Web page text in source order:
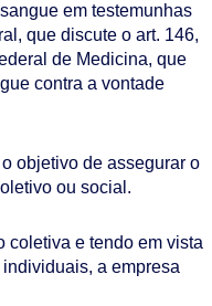
em testemunhas
que discute o art. 146,
de Medicina, que
contra a vontade
objetivo de assegurar o
ou social.
coletiva e tendo em vista
a empresa